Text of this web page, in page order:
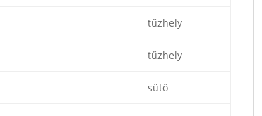
tűzhely
tűzhely
sütő